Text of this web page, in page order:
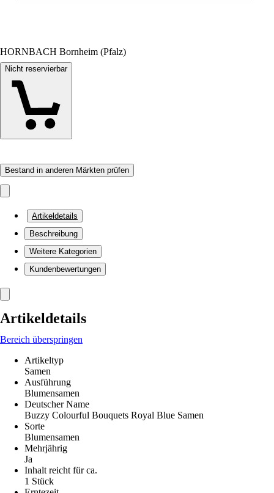
HORNBACH Bornheim (Pfalz)
Nicht reservierbar
Bestand in anderen Märkten prüfen
Artikeldetails
Beschreibung
Weitere Kategorien
Kundenbewertungen
Artikeldetails
Bereich überspringen
Artikeltyp
Samen
Ausführung
Blumensamen
Deutscher Name
Buzzy Colourful Bouquets Royal Blue Samen
Sorte
Blumensamen
Mehrjährig
Ja
Inhalt reicht für ca.
1 Stück